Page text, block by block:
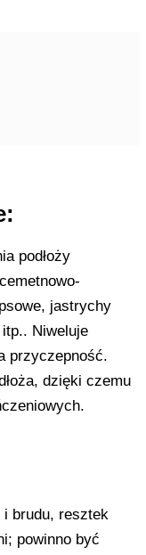
podłoży
jastrychy
itp.. Niweluje
przyczepność.
dzięki czemu
i brudu, resztek
powinno być